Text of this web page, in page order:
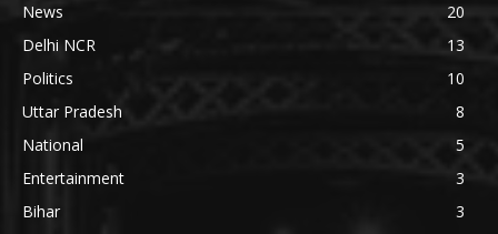
News
20
Delhi NCR
13
Politics
10
Uttar Pradesh
8
National
5
Entertainment
3
Bihar
3